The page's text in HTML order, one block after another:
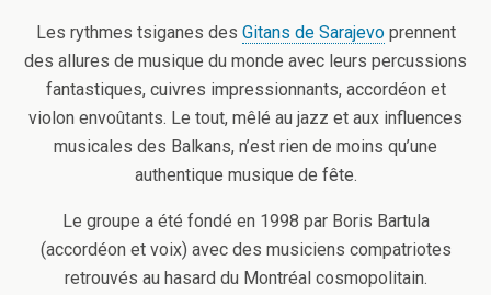
Les rythmes tsiganes des Gitans de Sarajevoprennent
des allures de musique du monde avec leurs percussions
fantastiques, cuivres impressionnants, accordéon et
violon envoûtants. Le tout, mêlé au jazz et aux influences
musicales des Balkans, n’est rien de moins qu’une
authentique musique de fête.
Le groupe a été fondé en 1998 par Boris Bartula
(accordéon et voix) avec des musiciens compatriotes
retrouvés au hasard du Montréal cosmopolitain.